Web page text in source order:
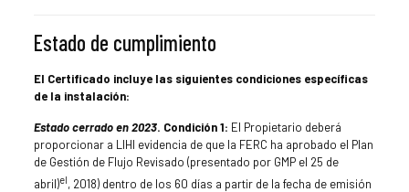
Estado de cumplimiento
El Certificado incluye las siguientes condiciones específicas
de la instalación:
Estado cerrado en 2023. Condición 1: El Propietario deberá
proporcionar a LIHI evidencia de que la FERC ha aprobado el Plan
de Gestión de Flujo Revisado (presentado por GMP el 25 de
abril)el, 2018) dentro de los 60 días a partir de la fecha de emisión